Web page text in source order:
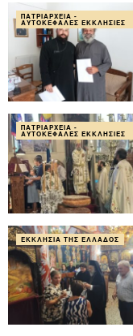
ΠΑΤΡΙΑΡΧΕΊΑ -
ΑΥΤΟΚΈΦΑΛΕΣ ΕΚΚΛΗΣΊΕΣ
ΠΑΤΡΙΑΡΧΕΊΑ -
ΑΥΤΟΚΈΦΑΛΕΣ ΕΚΚΛΗΣΊΕΣ
ΕΚΚΛΗΣΊΑ ΤΗΣ ΕΛΛΆΔΟΣ